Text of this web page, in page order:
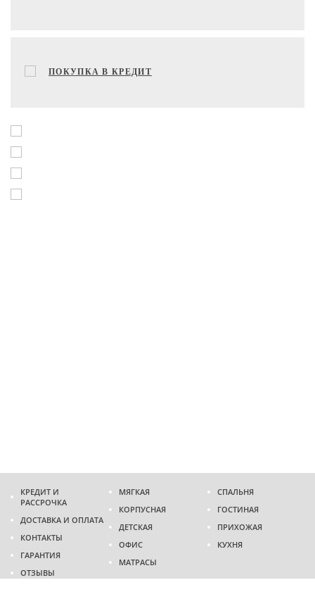
ПОКУПКА В КРЕДИТ
КРЕДИТ И
РАССРОЧКА
ДОСТАВКА И ОПЛАТА
КОНТАКТЫ
ГАРАНТИЯ
ОТЗЫВЫ
МЯГКАЯ
КОРПУСНАЯ
ДЕТСКАЯ
ОФИС
МАТРАСЫ
СПАЛЬНЯ
ГОСТИНАЯ
ПРИХОЖАЯ
КУХНЯ